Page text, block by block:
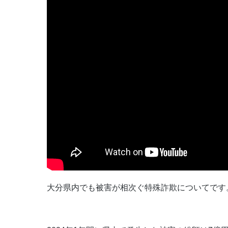
大分県内でも被害が相次ぐ特殊詐欺についてです